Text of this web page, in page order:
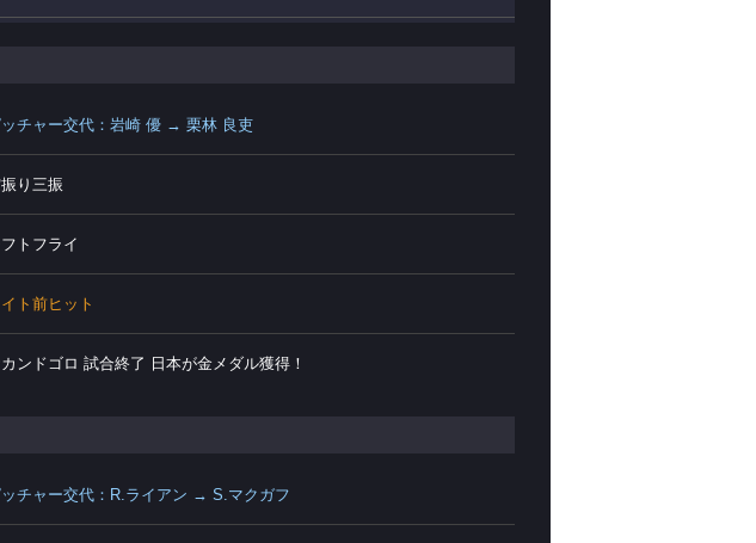
ッチャー交代：岩崎 優 → 栗林 良吏
り三振
フトフライ
ト前ヒット
ンドゴロ 試合終了 日本が金メダル獲得！
ッチャー交代：R.ライアン → S.マクガフ